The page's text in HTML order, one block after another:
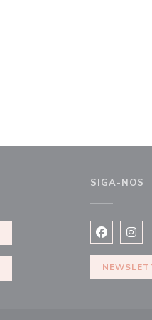
SIGA-NOS
Facebook